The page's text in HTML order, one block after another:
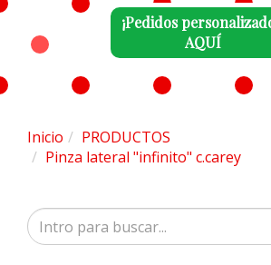
¡Pedidos
AQUÍ
Inicio
PRODUCTOS
Pinza lateral "infinito" c.carey